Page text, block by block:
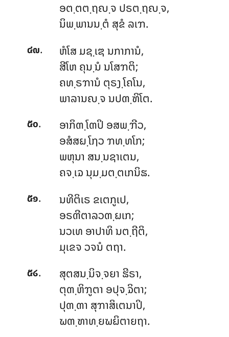
ອຕ຺ຕຕ຺ຖຎ຺ຈ ປຣຕ຺ຖຎ຺ຈ,
ນິພ຺ພານນ຺ຕໍ ສຸຂໍ ລເຠ.
໔໙.
ຫໍໂສ ມຊ຺ເຌ ນກາການໍ,
ສີໂຫ ຄຸນ຺ນໍ ນໂສຠຕິ;
ຄທ຺ຣຠານໍ ຕຸຣງ຺ໂຄໂນ,
ພາລານຎ຺ຈ ນປຓ຺ຑິໂຕ.
໕໐. ອາກິຓ຺ໂຓປິ ອສພ຺ຠີວ,
ອສໍສຏ຺ໂຐວ ຠທ຺ທໂກ;
ພຫຸນາ ສນ຺ນຊາເຕນ,
ຄຈ຺ເຉ ນຸມ຺ມຕ຺ຕເກນິຘ.
໕໑.
ນທີຕິເຣ ຂເຕກູເປ,
ອຣຓີຕາລວຓ຺ຏເກ;
ນວເທ ອາປາທິ ນຕ຺ຖີຕິ,
ມຸເຂຈ ວຈນໍ ຕຖາ.
໕໒. ສຸຕສນ຺ນິຈ຺ຈຍາ ຘີຣາ,
ຕຸຓ຺ຫິຠູຕາ ອປຸຈ຺ຉິຕາ;
ປຸຓ຺ຓາ ສຸຠາສິເຕນາປິ,
ຆຓ຺ຑາທ຺ຍຆຏິຕາຍຖາ.